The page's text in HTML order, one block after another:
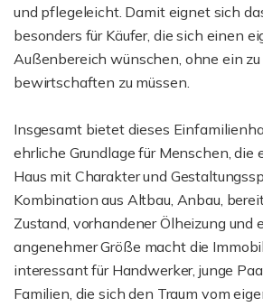
und pflegeleicht. Damit eignet sich
besonders für Käufer, die sich einen
Außenbereich wünschen, ohne ein
bewirtschaften zu müssen.
Insgesamt bietet dieses
ehrliche Grundlage für Menschen, die
Haus mit Charakter und
Kombination aus Altbau, Anbau,
Zustand, vorhandener Ölheizung und
angenehmer Größe macht die
interessant für Handwerker, junge
Familien, die sich den Traum vom